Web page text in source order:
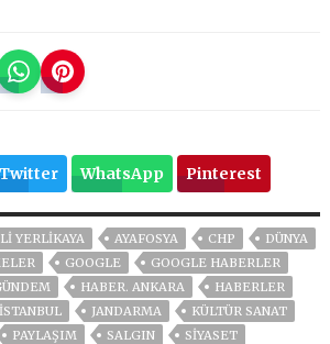
Twitter WhatsApp Pinterest
YERLİKAYA AYAFOSYA CHP
DÜNYA
GOOGLE
GOOGLE HABERLER
HABER. ANKARA
HABERLER
ISTANBUL JANDARMA
KÜLTÜR SANAT
PAYLAŞIM SALGIN
SİYASET